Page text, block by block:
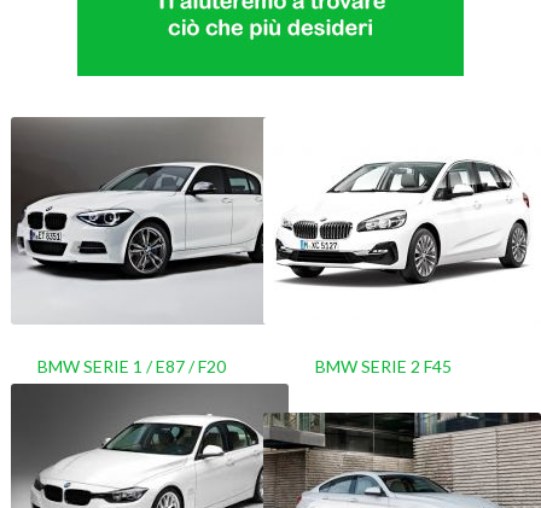
BMW SERIE 1 / E87 / F20 BMW SERIE 2 F45